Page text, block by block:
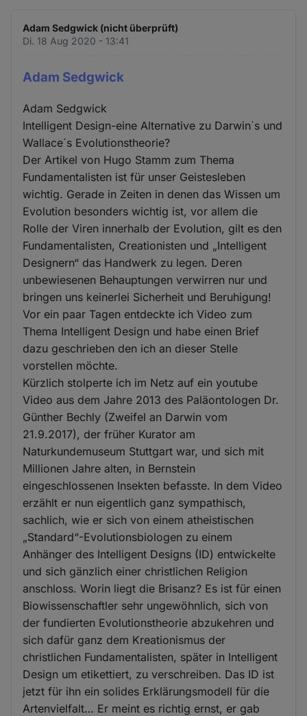
Adam Sedgwick (nicht überprüft)
Di. 18 Aug 2020 - 13:41
Adam Sedgwick
Adam Sedgwick
Intelligent Design-eine Alternative zu Darwin´s und
Wallace´s Evolutionstheorie?
Der Artikel von Hugo Stamm zum Thema
Fundamentalisten ist für unser Geistesleben
wichtig. Gerade in Zeiten in denen das Wissen um
Evolution besonders wichtig ist, vor allem die
Rolle der Viren innerhalb der Evolution, gilt es den
Fundamentalisten, Creationisten und „Intelligent
Designern“ das Handwerk zu legen. Deren
unbewiesenen Behauptungen verwirren nur und
bringen uns keinerlei Sicherheit und Beruhigung!
Vor ein paar Tagen entdeckte ich Video zum
Thema Intelligent Design und habe einen Brief
dazu geschrieben den ich an dieser Stelle
vorstellen möchte.
Kürzlich stolperte ich im Netz auf ein youtube
Video aus dem Jahre 2013 des Paläontologen Dr.
Günther Bechly (Zweifel an Darwin vom
21.9.2017), der früher Kurator am
Naturkundemuseum Stuttgart war, und sich mit
Millionen Jahre alten, in Bernstein
eingeschlossenen Insekten befasste. In dem Video
erzählt er nun eigentlich ganz sympathisch,
sachlich, wie er sich von einem atheistischen
„Standard“-Evolutionsbiologen zu einem
Anhänger des Intelligent Designs (ID) entwickelte
und sich gänzlich einer christlichen Religion
anschloss. Worin liegt die Brisanz? Es ist für einen
Biowissenschaftler sehr ungewöhnlich, sich von
der fundierten Evolutionstheorie abzukehren und
sich dafür ganz dem Kreationismus der
christlichen Fundamentalisten, später in Intelligent
Design um etikettiert, zu verschreiben. Das ID ist
jetzt für ihn ein solides Erklärungsmodell für die
Artenvielfalt… Er meint es richtig ernst, er gab